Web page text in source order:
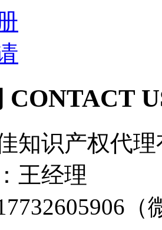
CONTACT
知识产权代
王经理
（